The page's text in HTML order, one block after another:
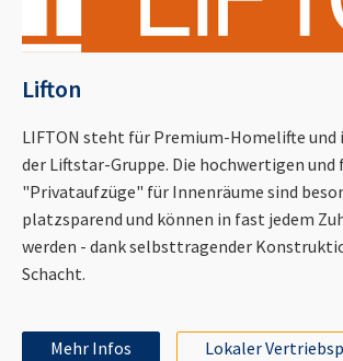
Lifton
LIFTON steht für Premium-Homelifte und
der Liftstar-Gruppe. Die hochwertigen und
"Privataufzüge" für Innenräume sind
platzsparend und können in fast jedem
werden - dank selbsttragender
Schacht.
Mehr Infos Lokaler